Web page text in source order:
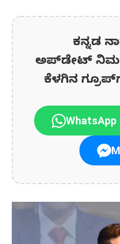
ಕನ್ನಡ
ಅಪ್‌ಡೇಟ್‌
ಕೆಳಗಿನ
WhatsApp